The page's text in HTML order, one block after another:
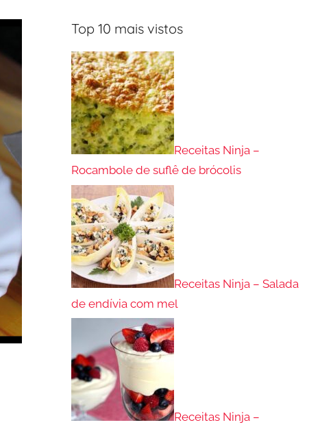
Top 10 mais vistos
Receitas Ninja –
Rocambole de suflê de brócolis
Receitas Ninja – Salada
de endívia com mel
Receitas Ninja –